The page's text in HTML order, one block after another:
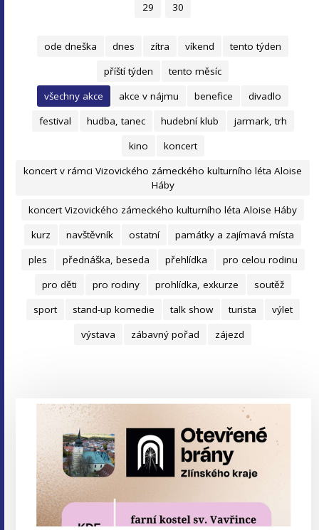
29
30
ode dneška dnes zítra víkend
tento týden
příští týden
tento měsíc
všechny akce
akce v nájmu benefice
divadlo
festival
hudba, tanec hudební klub
jarmark, trh
kino
koncert
koncert v rámci Vizovického zámeckého kulturního léta Aloise
Háby
koncert Vizovického zámeckého kulturního léta Aloise Háby
kurz
navštěvník ostatní
památky a zajímavá místa
ples
přednáška, beseda přehlídka
pro celou rodinu
pro děti
pro rodiny prohlídka, exkurze
soutěž
sport
stand-up komedie talk show turista
výlet
výstava
zábavný pořad zájezd